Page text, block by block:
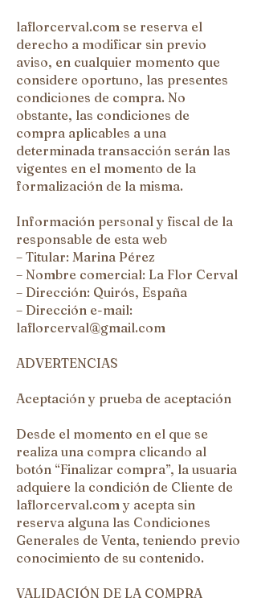
laflorcerval.com se reserva el
derecho a modificar sin previo
aviso, en cualquier momento que
considere oportuno, las presentes
condiciones de compra. No
obstante, las condiciones de
compra aplicables a una
determinada transacción serán las
vigentes en el momento de la
formalización de la misma.
Información personal y fiscal de la
responsable de esta web
– Titular: Marina Pérez
– Nombre comercial: La Flor Cerval
– Dirección: Quirós, España
– Dirección e-mail:
laflorcerval@gmail.com
ADVERTENCIAS
Aceptación y prueba de aceptación
Desde el momento en el que se
realiza una compra clicando al
botón “Finalizar compra”, la usuaria
adquiere la condición de Cliente de
laflorcerval.com y acepta sin
reserva alguna las Condiciones
Generales de Venta, teniendo previo
conocimiento de su contenido.
VALIDACIÓN DE LA COMPRA